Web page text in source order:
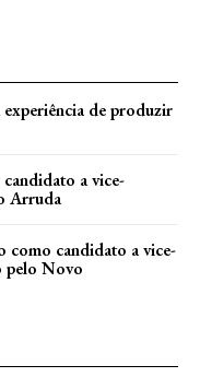
de produzir
a vice-
Arruda
como candidato a vice-
pelo Novo